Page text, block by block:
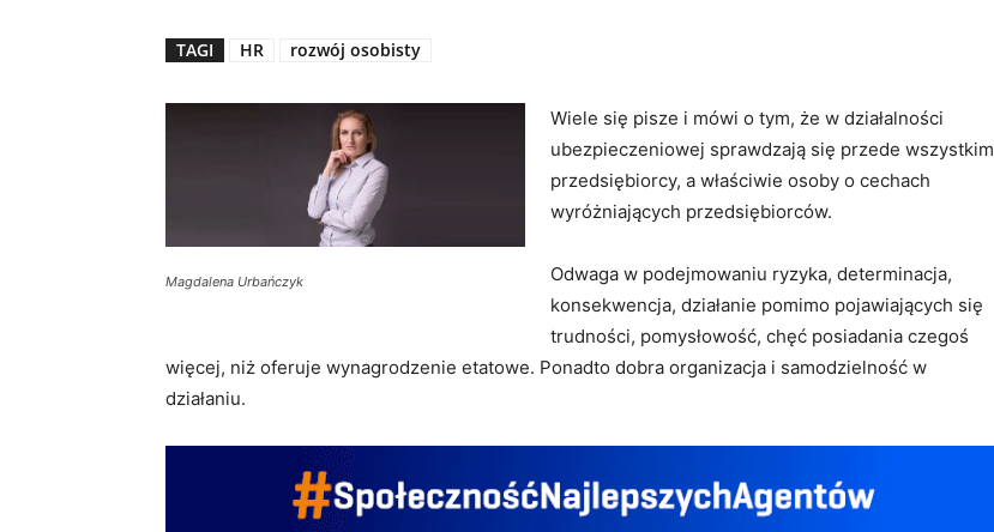
TAGI HR rozwój osobisty
Magdalena Urbańczyk
Wiele się pisze i mówi o tym, że w działalności
ubezpieczeniowej sprawdzają się przede wszystkim
przedsiębiorcy, a właściwie osoby o cechach
wyróżniających przedsiębiorców.
Odwaga w podejmowaniu ryzyka, determinacja,
konsekwencja, działanie pomimo pojawiających się
trudności, pomysłowość, chęć posiadania czegoś
więcej, niż oferuje wynagrodzenie etatowe. Ponadto dobra organizacja i samodzielność w
działaniu.